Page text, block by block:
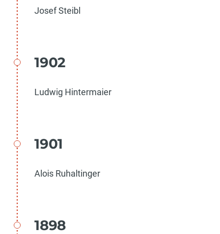
Josef Steibl
1902
Ludwig Hintermaier
1901
Alois Ruhaltinger
1898